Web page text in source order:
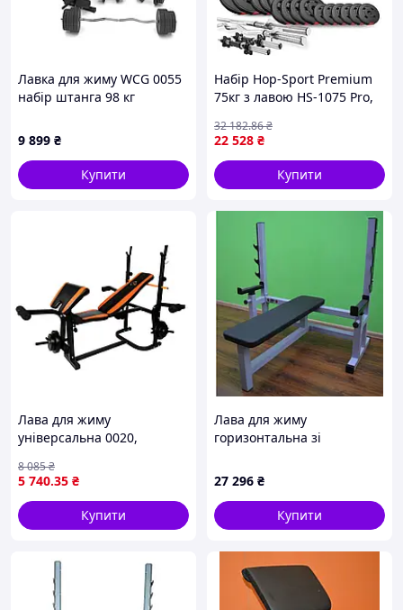
Лавка для жиму WCG 0055
набір штанга 98 кг
9 899 ₴
Купити
Набір Hop-Sport Premium
75кг з лавою HS-1075 Pro,
22 528 ₴
32 182.86₴
Купити
Лава для жиму
універсальна 0020,
Скотта
5 740.35 ₴
8 085₴
Купити
Лава для жиму
горизонтальна зі
серія до 300 кг
27 296 ₴
Купити